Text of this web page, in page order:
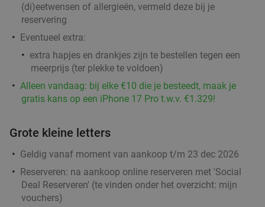
Turks Restaurant Kasap Rotterdam
€19
Ma Wo
Do
Café Orquídea
9.2
Verkocht: 142 Regulier €34,30
(di)eetwensen of allergieën, vermeld deze bij je
reservering
Eventueel extra:
extra hapjes en drankjes zijn te bestellen tegen een
meerprijs (ter plekke te voldoen)
Alleen vandaag: bij elke €10 die je besteedt, maak je
gratis kans op een iPhone 17 Pro t.w.v. €1.329!
Grote kleine letters
Geldig vanaf moment van aankoop t/m 23 dec 2026
Reserveren: na aankoop online reserveren met 'Social
Deal Reserveren' (te vinden onder het overzicht: mijn
vouchers)